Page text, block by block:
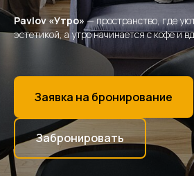
Pavlov «Утро» — пространство, где
эстетикой, а утро начинается с кофе и
Заявка на бронирование
Забронировать